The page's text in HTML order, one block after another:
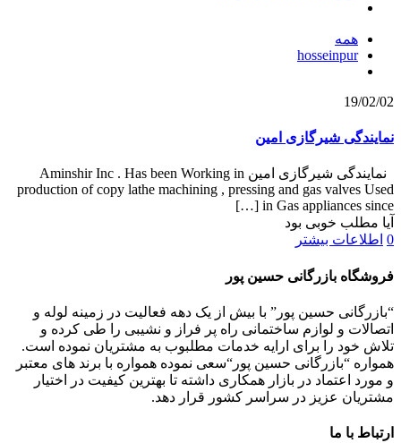
همه
hosseinpur
19/02/02
نمایندگی شیرگازی امین
نمایندگی شیرگازی امین Aminshir Inc . Has been Working in
production of copy lathe machining , pressing and gas valves Used
in Gas appliances since
[…]
آیا مطلب خوبی بود
0 اطلاعات بیشتر
فروشگاه بازرگانی حسین پور
“بازرگانی حسین پور” با بیش از یک دهه فعالیت در زمینه لوله و
اتصالات و لوازم ساختمانی راه پر فراز و نشیبی را طی کرده و
تلاش خود را برای ارایه خدمات مطلبوب به مشتریان نموده است.
همواره “بازرگانی حسین پور“سعی نموده همواره با برند های معتبر
و مورد اعتماد در بازار همکاری داشته تا بهترین کیفیت در اختیار
مشتریان عزیز در سراسر کشور قرار دهد.
ارتباط با ما